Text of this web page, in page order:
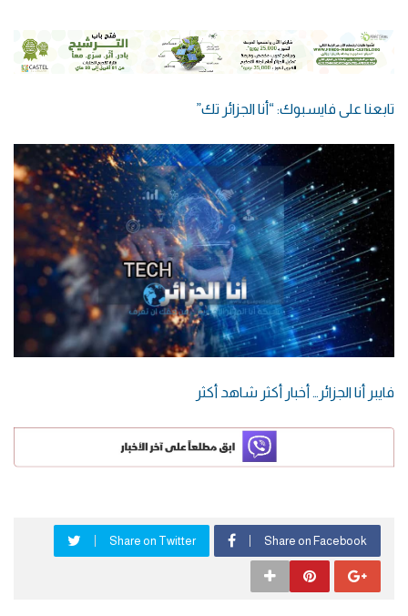
تابعنا على فايسبوك: “أنا الجزائر تك”
فايبر أنا الجزائر… أخبار أكثر شاهد أكثر
Share on Facebook
Share on Twitter